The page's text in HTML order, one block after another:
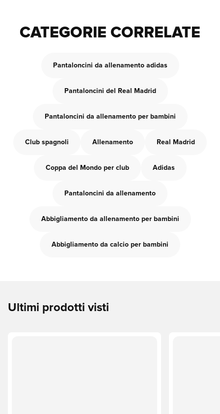
CATEGORIE CORRELATE
Pantaloncini da allenamento adidas
Pantaloncini del Real Madrid
Pantaloncini da allenamento per bambini
Club spagnoli Allenamento Real Madrid
Coppa del Mondo per club Adidas
Pantaloncini da allenamento
Abbigliamento da allenamento per bambini
Abbigliamento da calcio per bambini
Ultimi prodotti visti